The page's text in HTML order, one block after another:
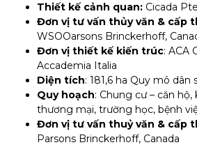
Thiết kế cảnh quan: Cicada
Đơn vị tư vấn thủy văn & cấp
WSOOarsons Brinckerhoff,
Đơn vị thiết kế kiến trúc: ACA
Accademia Italia
Diện tích: 181,6 ha Quy mô dân
Quy hoạch: Chung cư – căn hộ,
thương mại, trường học, bệnh
Đơn vị tư vấn thuỷ văn & cấp
Parsons Brinckerhoff, Canada